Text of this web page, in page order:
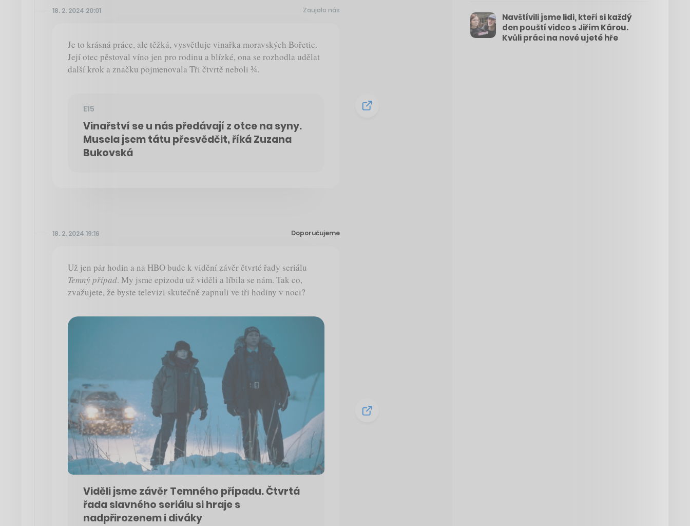
18. 2. 2024 20:01 Zaujalo nás
Je to krásná práce, ale těžká, vysvětluje vinařka moravských Bořetic.
Její otec pěstoval víno jen pro rodinu a blízké, ona se rozhodla udělat
další krok a značku pojmenovala Tři čtvrtě neboli ¾.
E15
Vinařství se u nás předávají z otce na syny.
Musela jsem tátu přesvědčit, říká Zuzana
Bukovská
18. 2. 2024 19:16 Doporučujeme
Už jen pár hodin a na HBO bude k vidění závěr čtvrté řady seriálu
Temný případ. My jsme epizodu už viděli a líbila se nám. Tak co,
zvažujete, že byste televizi skutečně zapnuli ve tři hodiny v noci?
Viděli jsme závěr Temného případu. Čtvrtá
řada slavného seriálu si hraje s
nadpřirozenem i diváky
Navštívili jsme lidi, kteří si každý
den pouští video s Jiřím Károu.
Kvůli práci na nové ujeté hře